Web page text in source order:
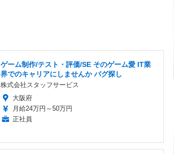
ゲーム制作/テスト・評価/SE そのゲーム愛 IT業
界でのキャリアにしませんか バグ探し
株式会社スタッフサービス
大阪府
月給24万円～50万円
正社員